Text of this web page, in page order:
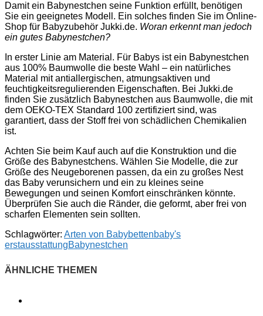
Damit ein Babynestchen seine Funktion erfüllt, benötigen
Sie ein geeignetes Modell. Ein solches finden Sie im Online-
Shop für Babyzubehör Jukki.de. Woran erkennt man jedoch
ein gutes Babynestchen?
In erster Linie am Material. Für Babys ist ein Babynestchen
aus 100% Baumwolle die beste Wahl – ein natürliches
Material mit antiallergischen, atmungsaktiven und
feuchtigkeitsregulierenden Eigenschaften. Bei Jukki.de
finden Sie zusätzlich Babynestchen aus Baumwolle, die mit
dem OEKO-TEX Standard 100 zertifiziert sind, was
garantiert, dass der Stoff frei von schädlichen Chemikalien
ist.
Achten Sie beim Kauf auch auf die Konstruktion und die
Größe des Babynestchens. Wählen Sie Modelle, die zur
Größe des Neugeborenen passen, da ein zu großes Nest
das Baby verunsichern und ein zu kleines seine
Bewegungen und seinen Komfort einschränken könnte.
Überprüfen Sie auch die Ränder, die geformt, aber frei von
scharfen Elementen sein sollten.
Schlagwörter: Arten von Babybettenbaby's
erstausstattungBabynestchen